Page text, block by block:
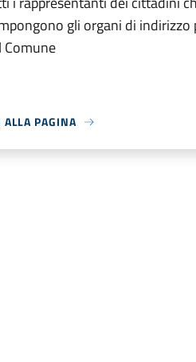
gli organi di indirizzo
Comune
ALLA PAGINA